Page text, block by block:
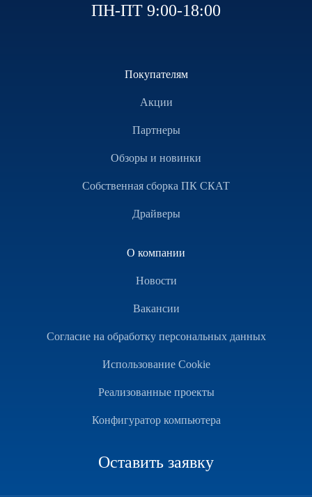
ПН-ПТ 9:00-18:00
Покупателям
Акции
Партнеры
Обзоры и новинки
Собственная сборка ПК СКАТ
Драйверы
О компании
Новости
Вакансии
Согласие на обработку персональных данных
Использование Cookie
Реализованные проекты
Конфигуратор компьютера
Оставить заявку